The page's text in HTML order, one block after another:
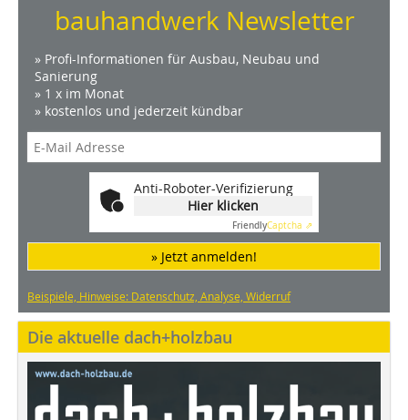
bauhandwerk Newsletter
» Profi-Informationen für Ausbau, Neubau und
Sanierung
» 1 x im Monat
» kostenlos und jederzeit kündbar
Anti-Roboter-Verifizierung
Hier klicken
FriendlyCaptcha ⇗
» Jetzt anmelden!
Beispiele, Hinweise: Datenschutz, Analyse, Widerruf
Die aktuelle dach+holzbau